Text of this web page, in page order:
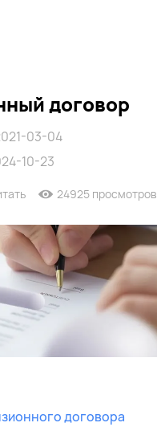
договор
03-04
10-23
24925 просмотров
договора